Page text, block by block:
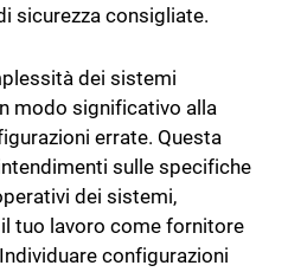
sicurezza consigliate.
dei sistemi
modo significativo alla
errate. Questa
sulle specifiche
dei sistemi,
tuo lavoro come fornitore
configurazioni